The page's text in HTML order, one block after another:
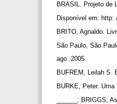
BRASIL. Projeto de
Disponível em: http:
BRITO, Agnaldo.
São Paulo, São
ago. 2005.
BUFREM, Leilah S.
BURKE, Peter.
______; BRIGGS,